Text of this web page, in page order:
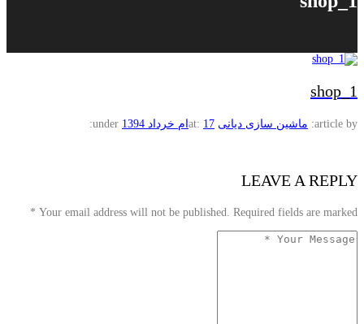
shop_1
article by: ماشین سازی دیانی at: 17ام خرداد 1394 under:
LEAVE A REPLY
Your email address will not be published. Required fields are marked
*